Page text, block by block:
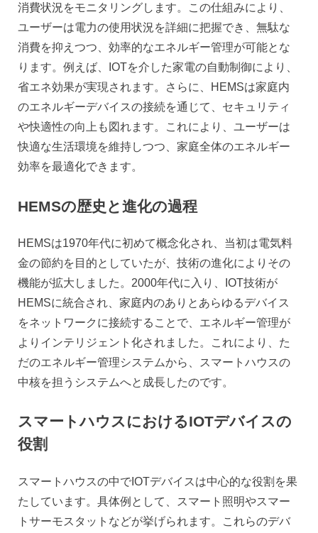
消費状況をモニタリングします。この仕組みにより、
ユーザーは電力の使用状況を詳細に把握でき、無駄な
消費を抑えつつ、効率的なエネルギー管理が可能とな
ります。例えば、IOTを介した家電の自動制御により、
省エネ効果が実現されます。さらに、HEMSは家庭内
のエネルギーデバイスの接続を通じて、セキュリティ
や快適性の向上も図れます。これにより、ユーザーは
快適な生活環境を維持しつつ、家庭全体のエネルギー
効率を最適化できます。
HEMSの歴史と進化の過程
HEMSは1970年代に初めて概念化され、当初は電気料
金の節約を目的としていたが、技術の進化によりその
機能が拡大しました。2000年代に入り、IOT技術が
HEMSに統合され、家庭内のありとあらゆるデバイス
をネットワークに接続することで、エネルギー管理が
よりインテリジェント化されました。これにより、た
だのエネルギー管理システムから、スマートハウスの
中核を担うシステムへと成長したのです。
スマートハウスにおけるIOTデバイスの
役割
スマートハウスの中でIOTデバイスは中心的な役割を果
たしています。具体例として、スマート照明やスマー
トサーモスタットなどが挙げられます。これらのデバ